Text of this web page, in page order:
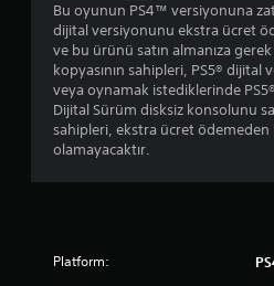
i
ç
i
n
d
e
b
a
s
Bu oyunun PS4™ versiyonuna
dijital versiyonunu ekstra ücret
ve bu ürünü satın almanıza
kopyasının sahipleri, PS5®
veya oynamak istediklerinde
Dijital Sürüm disksiz konsolunu
sahipleri, ekstra ücret ödemeden
olamayacaktır.
Platform: